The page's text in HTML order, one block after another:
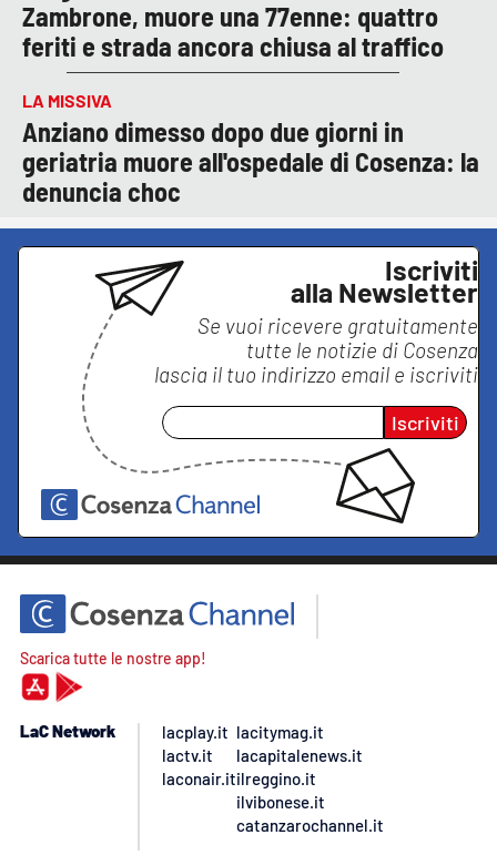
Zambrone, muore una 77enne: quattro
feriti e strada ancora chiusa al traffico
LA MISSIVA
Anziano dimesso dopo due giorni in
geriatria muore all'ospedale di Cosenza: la
denuncia choc
Iscriviti
alla Newsletter
Se vuoi ricevere gratuitamente
tutte le notizie di Cosenza
lascia il tuo indirizzo email e iscriviti
Iscriviti
Scarica tutte le nostre app!
LaC Network
lacplay.it
lactv.it
laconair.it
lacitymag.it
lacapitalenews.it
ilreggino.it
ilvibonese.it
catanzarochannel.it